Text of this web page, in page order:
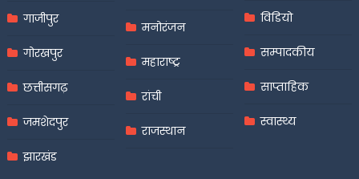
गाजीपुर
गोरखपुर
छत्तीसगढ़
जमशेदपुर
झारखंड
मनोरंजन
महाराष्ट्र
रांची
राजस्थान
विडियो
सम्पादकीय
साप्ताहिक
स्वास्थ्य